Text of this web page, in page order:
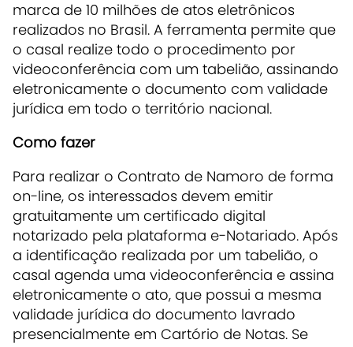
marca de 10 milhões de atos eletrônicos
realizados no Brasil. A ferramenta permite que
o casal realize todo o procedimento por
videoconferência com um tabelião, assinando
eletronicamente o documento com validade
jurídica em todo o território nacional.
Como fazer
Para realizar o Contrato de Namoro de forma
on-line, os interessados devem emitir
gratuitamente um certificado digital
notarizado pela plataforma e-Notariado. Após
a identificação realizada por um tabelião, o
casal agenda uma videoconferência e assina
eletronicamente o ato, que possui a mesma
validade jurídica do documento lavrado
presencialmente em Cartório de Notas. Se